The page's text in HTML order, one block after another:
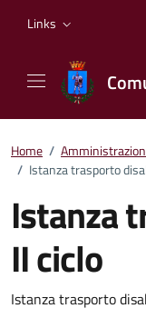
Links
Home /
/ Istanza trasporto
Istanza
II ciclo
Dettagli
Istanza trasporto